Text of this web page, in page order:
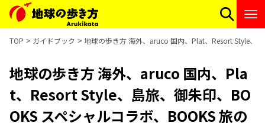
TOP ガイドブック 地球の歩き方 海外、aruco 国内、Plat、Resort Style、
地球の歩き方 海外、aruco 国内、Pla
t、Resort Style、島旅、御朱印、BO
OKS スペシャルコラボ、BOOKS 旅の